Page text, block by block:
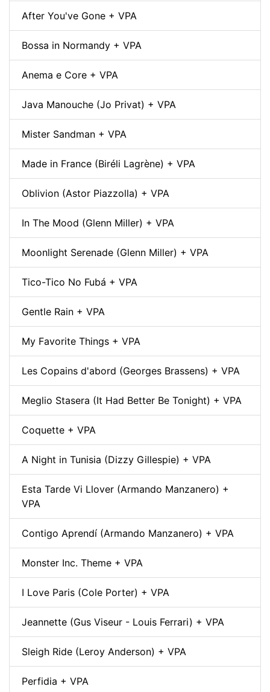
After You've Gone + VPA
Bossa in Normandy + VPA
Anema e Core + VPA
Java Manouche (Jo Privat) + VPA
Mister Sandman + VPA
Made in France (Biréli Lagrène) + VPA
Oblivion (Astor Piazzolla) + VPA
In The Mood (Glenn Miller) + VPA
Moonlight Serenade (Glenn Miller) + VPA
Tico-Tico No Fubá + VPA
Gentle Rain + VPA
My Favorite Things + VPA
Les Copains d'abord (Georges Brassens) + VPA
Meglio Stasera (It Had Better Be Tonight) + VPA
Coquette + VPA
A Night in Tunisia (Dizzy Gillespie) + VPA
Esta Tarde Vi Llover (Armando Manzanero) +
VPA
Contigo Aprendí (Armando Manzanero) + VPA
Monster Inc. Theme + VPA
I Love Paris (Cole Porter) + VPA
Jeannette (Gus Viseur - Louis Ferrari) + VPA
Sleigh Ride (Leroy Anderson) + VPA
Perfidia + VPA